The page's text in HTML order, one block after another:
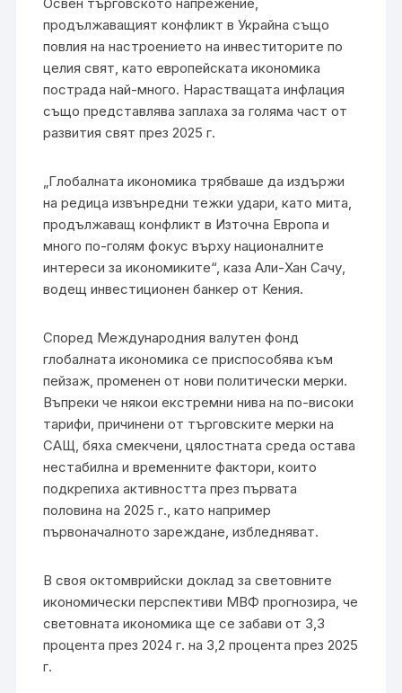
продължаващият конфликт в Украйна също
повлия на настроението на инвеститорите по
целия свят, като европейската икономика
пострада най-много. Нарастващата инфлация
също представлява заплаха за голяма част от
развития свят през 2025 г.
„Глобалната икономика трябваше да издържи
на редица извънредни тежки удари, като мита,
продължаващ конфликт в Източна Европа и
много по-голям фокус върху националните
интереси за икономиките“, каза Али-Хан Сачу,
водещ инвестиционен банкер от Кения.
Според Международния валутен фонд
глобалната икономика се приспособява към
пейзаж, променен от нови политически мерки.
Въпреки че някои екстремни нива на по-високи
тарифи, причинени от търговските мерки на
САЩ, бяха смекчени, цялостната среда остава
нестабилна и временните фактори, които
подкрепиха активността през първата
половина на 2025 г., като например
първоначалното зареждане, избледняват.
В своя октомврийски доклад за световните
икономически перспективи МВФ прогнозира, че
световната икономика ще се забави от 3,3
процента през 2024 г. на 3,2 процента през 2025
г.